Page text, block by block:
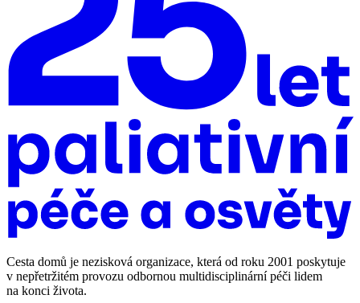
Cesta domů je nezisková organizace, která od roku 2001 poskytuje
v nepřetržitém provozu odbornou multidisciplinární péči lidem
na konci života.